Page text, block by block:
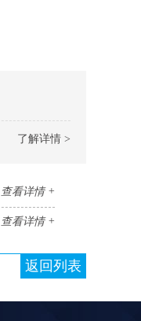
了解详情 >
查看详情 +
查看详情 +
返回列表